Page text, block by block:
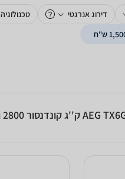
דירוג אנרגטי טכנולוגיה